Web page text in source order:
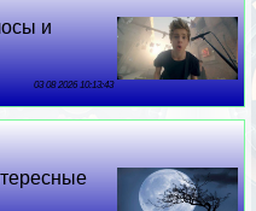
и
03 08 2026 10:13:43